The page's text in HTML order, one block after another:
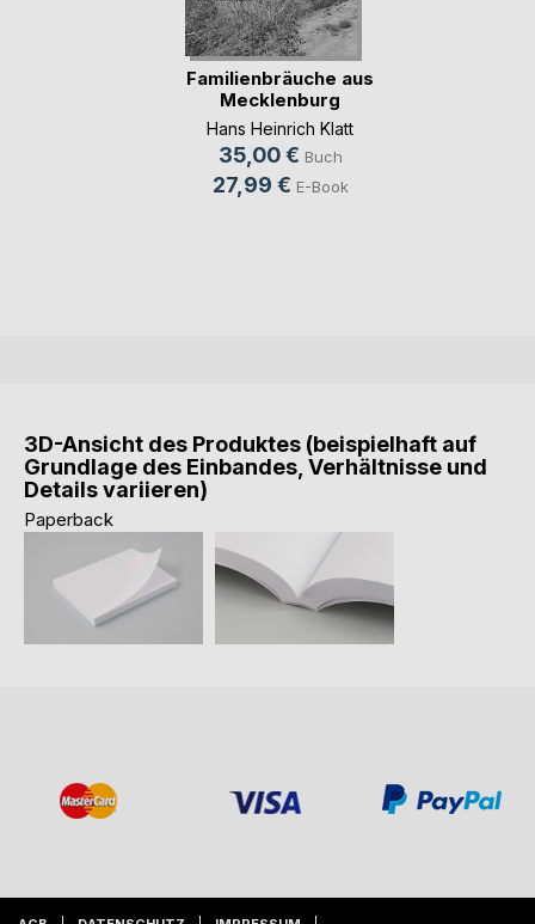
Familienbräuche aus
Mecklenburg
Hans Heinrich Klatt
35,00 € Buch
27,99 € E-Book
3D-Ansicht des Produktes (beispielhaft auf
Grundlage des Einbandes, Verhältnisse und
Details variieren)
Paperback